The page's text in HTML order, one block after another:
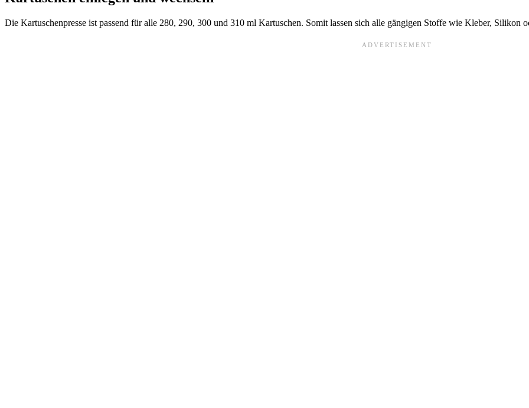
Die Kartuschenpresse ist passend für alle 280, 290, 300 und 310 ml Kartuschen. Somit lassen sich alle gängigen Stoffe wie Kleber, Silikon